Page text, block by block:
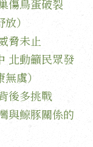
傷鳥蛋破裂
）
脅未止
北動籲民眾發
虞）
後多挑戰
與鯨豚關係的